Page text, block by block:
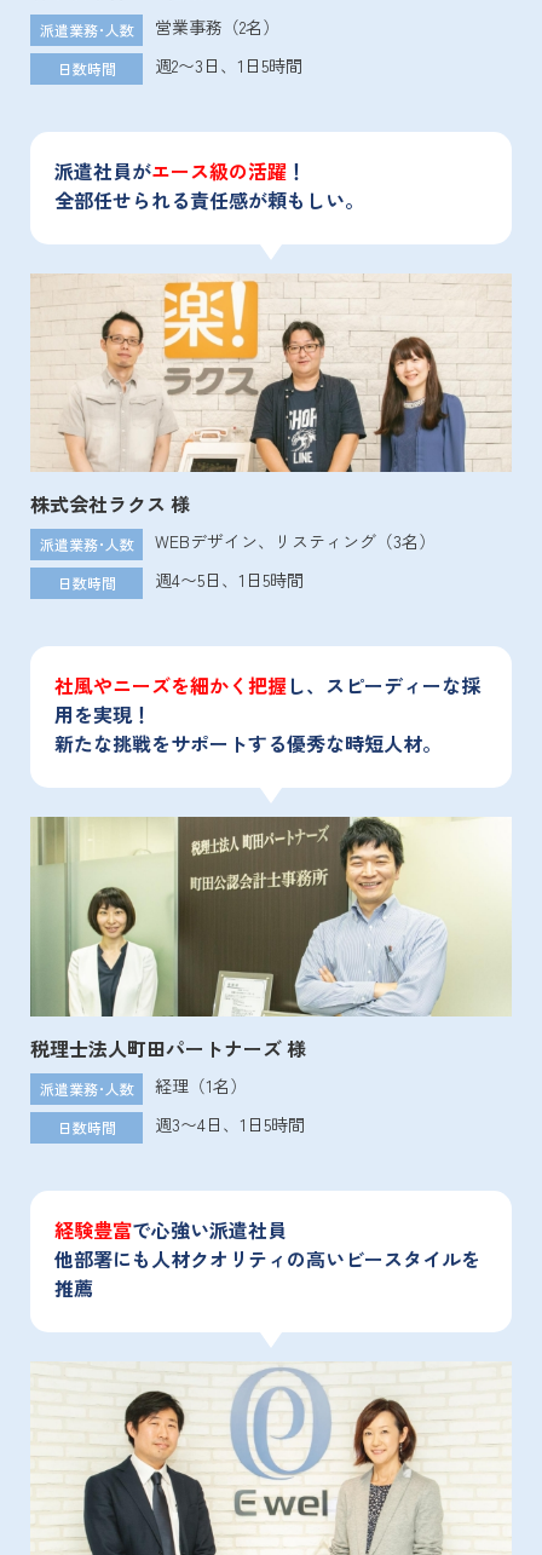
派遣業務･人数 営業事務（2名）
日数時間 週2〜3日、1日5時間
派遣社員がエース級の活躍 ！
全部任せられる責任感が頼もしい。
株式会社ラクス 様
派遣業務･人数 WEBデザイン、リスティング（3名）
日数時間 週4〜5日、1日5時間
社風やニーズを細かく把握し、スピーディーな採
用を実現！
新たな挑戦をサポートする優秀な時短人材。
税理士法人町田パートナーズ 様
派遣業務･人数 経理（1名）
日数時間 週3〜4日、1日5時間
経験豊富で心強い派遣社員
他部署にも人材クオリティの高いビースタイルを
推薦